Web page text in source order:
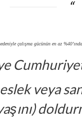
çalışma gücünün en az
veya